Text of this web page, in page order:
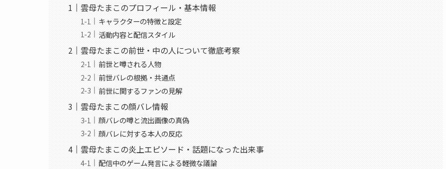
雲母たまこのプロフィール・基本情報
キャラクターの特徴と設定
活動内容と配信スタイル
雲母たまこの前世・中の人について徹底考察
前世と噂される人物
前世バレの根拠・共通点
前世に関するファンの見解
雲母たまこの顔バレ情報
顔バレの噂と流出画像の真偽
顔バレに対する本人の反応
雲母たまこの炎上エピソード・話題になった出来事
配信中のゲーム発言による軽微な議論